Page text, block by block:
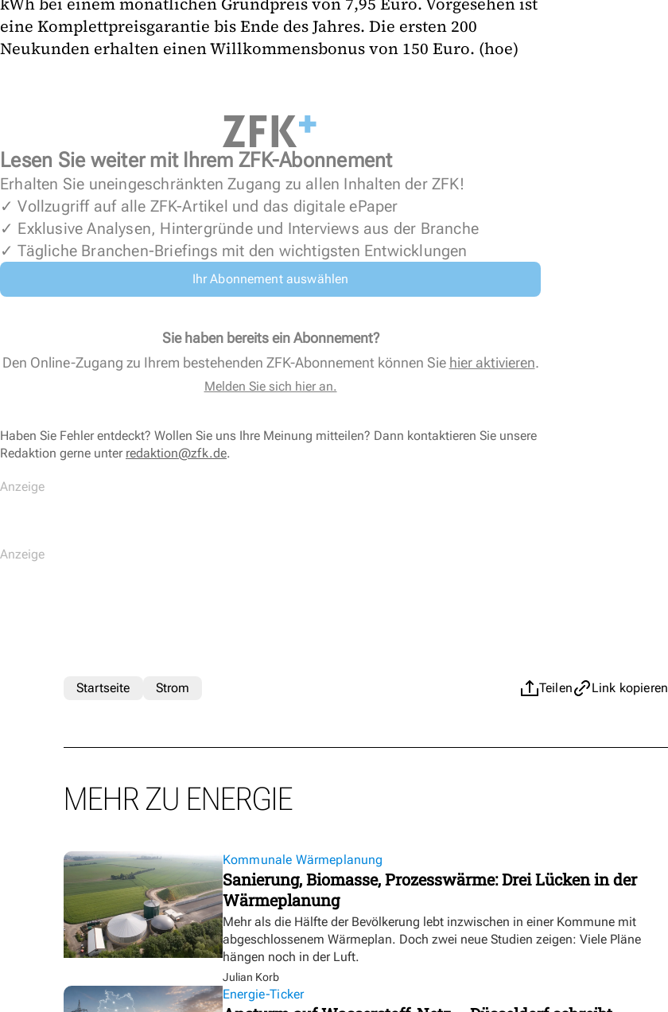
eine Komplettpreisgarantie bis Ende des Jahres. Die ersten 200
Neukunden erhalten einen Willkommensbonus von 150 Euro. (hoe)
Lesen Sie weiter mit Ihrem ZFK-Abonnement
Erhalten Sie uneingeschränkten Zugang zu allen Inhalten der ZFK!
✓ Vollzugriff auf alle ZFK-Artikel und das digitale ePaper
✓ Exklusive Analysen, Hintergründe und Interviews aus der Branche
✓ Tägliche Branchen-Briefings mit den wichtigsten Entwicklungen
Ihr Abonnement auswählen
Sie haben bereits ein Abonnement?
Den Online-Zugang zu Ihrem bestehenden ZFK-Abonnement können Sie hier aktivieren.
Melden Sie sich hier an.
Haben Sie Fehler entdeckt? Wollen Sie uns Ihre Meinung mitteilen? Dann kontaktieren Sie unsere
Redaktion gerne unter redaktion@zfk.de.
Teilen Link kopieren
Startseite Strom
MEHR ZU ENERGIE
Kommunale Wärmeplanung
Sanierung, Biomasse, Prozesswärme: Drei Lücken in der
Wärmeplanung
Mehr als die Hälfte der Bevölkerung lebt inzwischen in einer Kommune mit
abgeschlossenem Wärmeplan. Doch zwei neue Studien zeigen: Viele Pläne
hängen noch in der Luft.
Julian Korb
Energie-Ticker